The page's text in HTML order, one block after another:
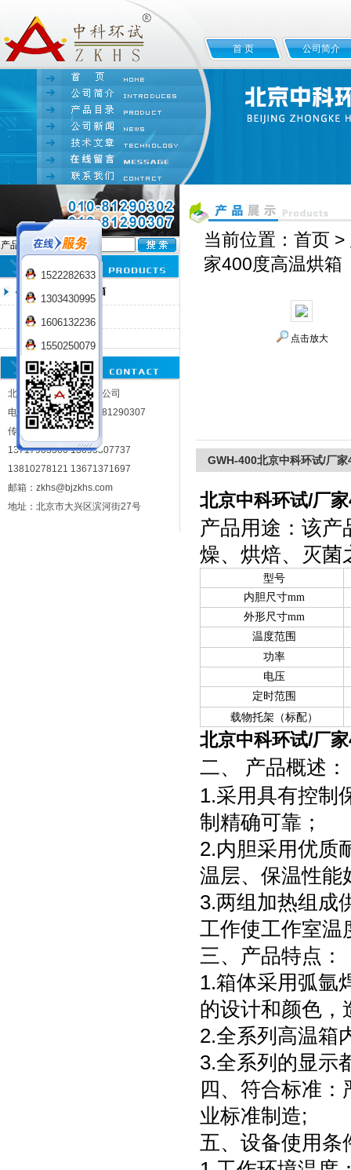
北京中科环试仪器有限公司
首 页 公司简介
产品名:
400℃/500℃高温烘箱
400℃高温箱
500℃高温箱
北京中科环试仪器有限公司
电话：010-81290302 81290307
传真：010-81283287
13717963306 13693307737
13810278121 13671371697
邮箱：zkhs@bjzkhs.com
地址：北京市大兴区滨河街27号
当前位置： 首页 >
家400度高温烘箱
点击放大
GWH-400北京中科环试/厂
北京中科环试/厂
产品用途：该
燥、烘焙、灭菌
型号
内胆尺寸mm
外形尺寸mm
温度范围
功率
电压
定时范围
载物托架（标配）
北京中科环试/厂
二、
产品概述：
1.采用具有控制
制精确可靠；
2.内胆采用优质
温层、保温性能
3.两组加热组成
工作使工作室温
三、产品特点：
1.箱体采用弧氩
的设计和颜色，
2.全系列高温箱
3.全系列的显示
四、符合标准
业标准制造;
五、设备使用条
1522282633
1303430995
1606132236
1550250079